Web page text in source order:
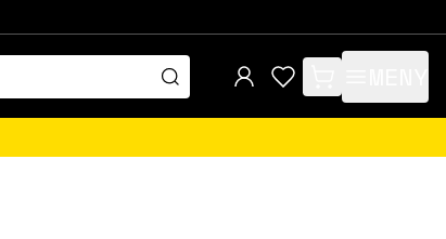
items in cart, view